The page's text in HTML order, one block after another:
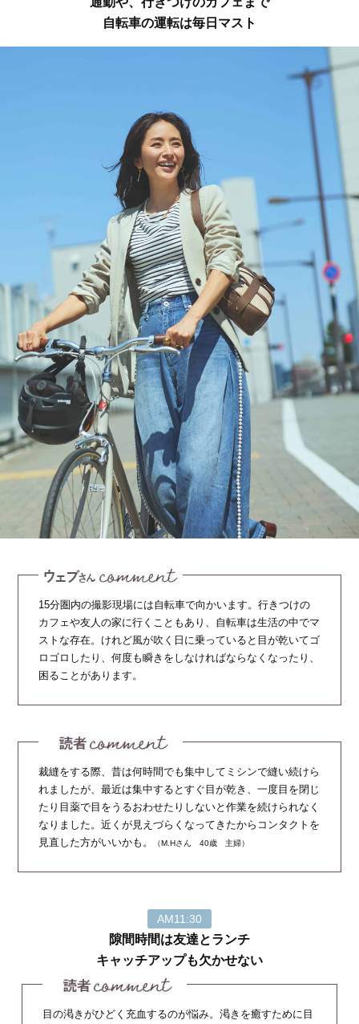
自転車の運転は毎日マスト
15分圏内の撮影現場には自転車で向かいます。行きつけの
カフェや友人の家に行くこともあり、自転車は生活の中でマ
ストな存在。けれど風が吹く日に乗っていると目が乾いてゴ
ロゴロしたり、何度も瞬きをしなければならなくなったり、
困ることがあります。
裁縫をする際、昔は何時間でも集中してミシンで縫い続けら
れましたが、最近は集中するとすぐ目が乾き、一度目を閉じ
たり目薬で目をうるおわせたりしないと作業を続けられなく
なりました。近くが見えづらくなってきたからコンタクトを
見直した方がいいかも。
（M.Hさん 40歳 主婦）
AM11:30
隙間時間は友達とランチ
キャッチアップも欠かせない
目の渇きがひどく充血するのが悩み。渇きを癒すために目